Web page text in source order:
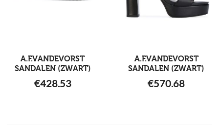
A.F.VANDEVORST
SANDALEN (ZWART)
€428.53
A.F.VANDEVORST
SANDALEN (ZWART)
€570.68